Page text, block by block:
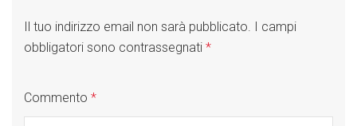
Il tuo indirizzo email non sarà pubblicato. I campi
obbligatori sono contrassegnati *
Commento *